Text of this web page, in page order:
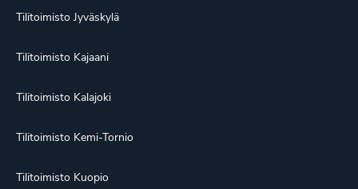
Tilitoimisto Jyväskylä
Tilitoimisto Kajaani
Tilitoimisto Kalajoki
Tilitoimisto Kemi-Tornio
Tilitoimisto Kuopio